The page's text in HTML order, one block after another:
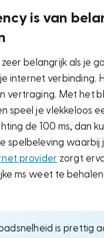
is van
zeer belangrijk als je
internet verbinding.
vertraging. Met het
speel je vlekkeloos
de 100 ms, dan
spelbeleving waarbij
provider zorgt
ms weet te behalen
is prettig